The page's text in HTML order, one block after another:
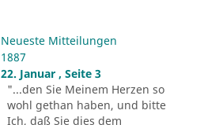
Neueste Mitteilungen
1887
22. Januar , Seite 3
"...den Sie Meinem Herzen so
wohl gethan haben, und bitte
Ich, daß Sie dies dem